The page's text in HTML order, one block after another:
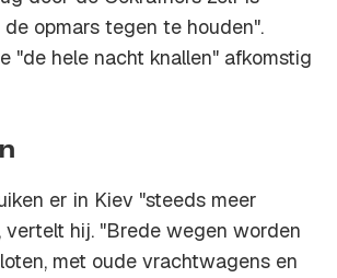
opmars tegen te houden".
"de hele nacht knallen" afkomstig
er in Kiev "steeds meer
vertelt hij. "Brede wegen worden
met oude vrachtwagens en